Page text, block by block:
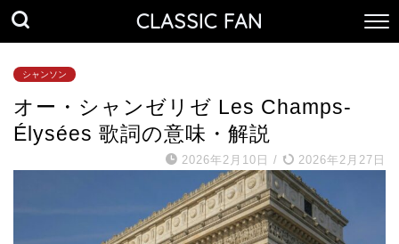
CLASSIC FAN
シャンソン
オー・シャンゼリゼ Les Champs-
Élysées 歌詞の意味・解説
2026年2月10日 / 2026年2月27日